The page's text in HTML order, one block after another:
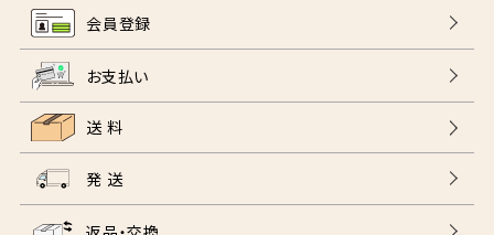
会員登録
お支払い
送 料
発 送